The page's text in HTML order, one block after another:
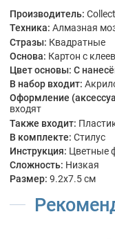
Производитель:
Техника: Алмазная
Стразы: Квадратные
Основа: Картон с
Цвет основы: С
В набор входит:
Оформление
входят
Также входит:
В комплекте: Стилус
Инструкция: Цветные
Сложность: Низкая
Размер: 9.2x7.5 см